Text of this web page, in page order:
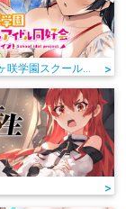
ラブライブ!虹ヶ咲学園スクールアイドル同好会 >
>